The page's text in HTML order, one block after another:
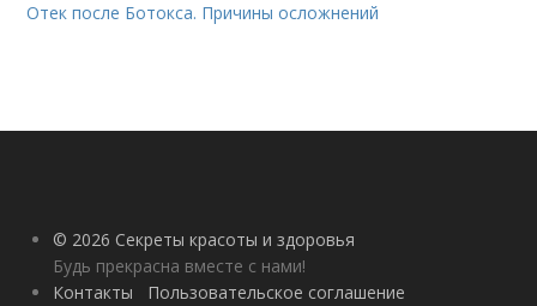
Отек после Ботокса. Причины осложнений
© 2026 Секреты красоты и здоровья
Будь прекрасна вместе с нами!
Контакты
Пользовательское соглашение